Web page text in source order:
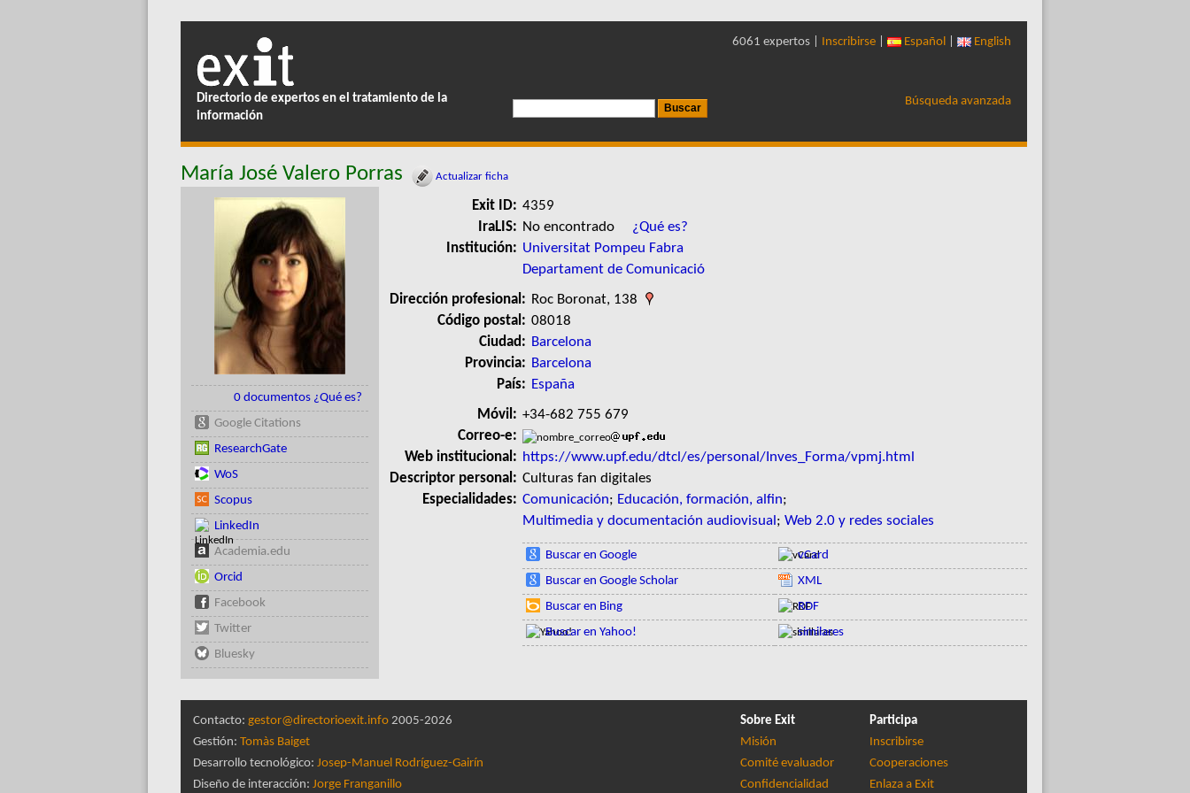
Directorio de expertos en el tratamiento de la
información
6061 expertos | Inscribirse Español English
Búsqueda avanzada
María José Valero Porras Actualizar ficha
0 documentos ¿Qué es?
Google Citations
ResearchGate
WoS
Scopus
LinkedIn
Academia.edu
Orcid
Facebook
Twitter
Bluesky
Exit ID: 4359
IraLIS: No encontrado ¿Qué es?
Institución: Universitat Pompeu Fabra
Departament de Comunicació
Dirección profesional: Roc Boronat, 138
Código postal: 08018
Ciudad: Barcelona
Provincia: Barcelona
País: España
Móvil: +34-682 755 679
Correo-e:
Web institucional: https://www.upf.edu/dtcl/es/personal/Inves_Forma/vpmj.html
Descriptor personal: Culturas fan digitales
Especialidades: Comunicación; Educación, formación, alfin;
Multimedia y documentación audiovisual ; Web 2.0 y redes sociales
Buscar en Google
Buscar en Google Scholar
Buscar en Bing
Buscar en Yahoo!
vCard
XML
RDF
similares
Contacto: gestor@directorioexit.info 2005-2026
Gestión: Tomàs Baiget
Desarrollo tecnológico: Josep-Manuel Rodríguez-Gairín
Diseño de interacción: Jorge Franganillo
Sobre Exit
Misión
Comité evaluador
Confidencialidad
Participa
Inscribirse
Cooperaciones
Enlaza a Exit